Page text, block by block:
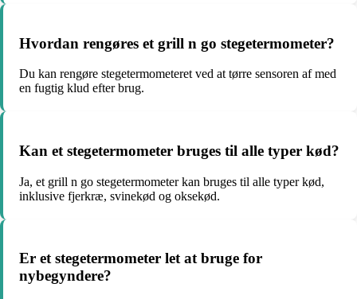
Hvordan rengøres et grill n go stegetermometer?
Du kan rengøre stegetermometeret ved at tørre sensoren af med
en fugtig klud efter brug.
Kan et stegetermometer bruges til alle typer kød?
Ja, et grill n go stegetermometer kan bruges til alle typer kød,
inklusive fjerkræ, svinekød og oksekød.
Er et stegetermometer let at bruge for
nybegyndere?